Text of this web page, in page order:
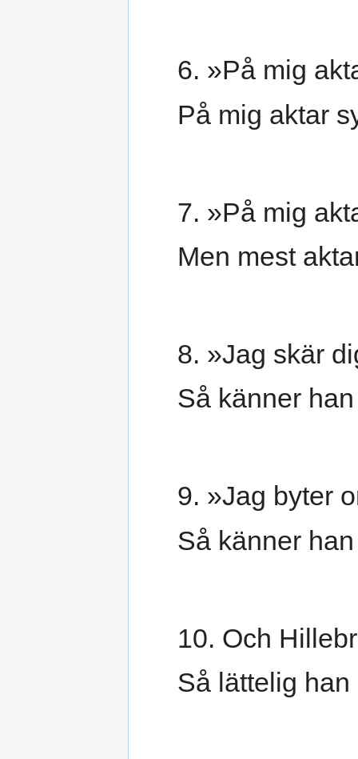
6. »På mig
På mig aktar
7. »På mig
Men mest
8. »Jag skär
Så känner
9. »Jag byter
Så känner
10. Och
Så lättelig